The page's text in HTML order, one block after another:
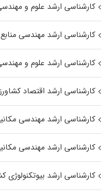
کارشناسی ارشد علوم و
کارشناسی ارشد مهندسی
کارشناسی ارشد علوم و
کارشناسی ارشد اقتصاد
کارشناسی ارشد مهندسی
کارشناسی ارشد مهندسی
کارشناسی ارشد بیوتکنولوژی